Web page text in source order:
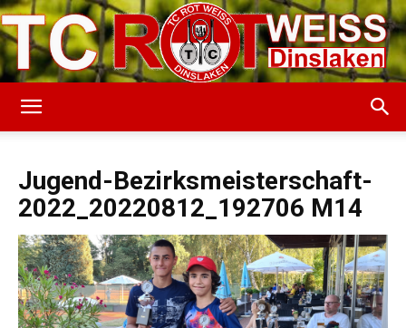
Rot-
Weiss
Jugend-Bezirksmeisterschaft-
2022_20220812_192706 M14